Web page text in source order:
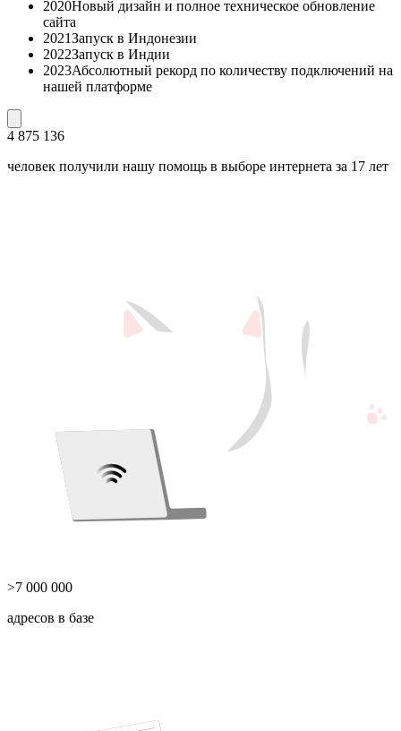
2020Новый дизайн и полное техническое обновление
сайта
2021Запуск в Индонезии
2022Запуск в Индии
2023Абсолютный рекорд по количеству подключений на
нашей платформе
4 875 136
человек получили нашу помощь в выборе интернета за 17 лет
>7 000 000
адресов в базе